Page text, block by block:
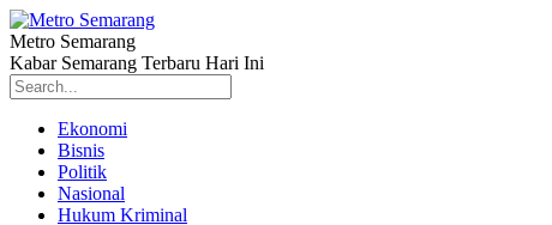
Metro Semarang
Kabar Semarang Terbaru Hari Ini
Ekonomi
Bisnis
Politik
Nasional
Hukum Kriminal